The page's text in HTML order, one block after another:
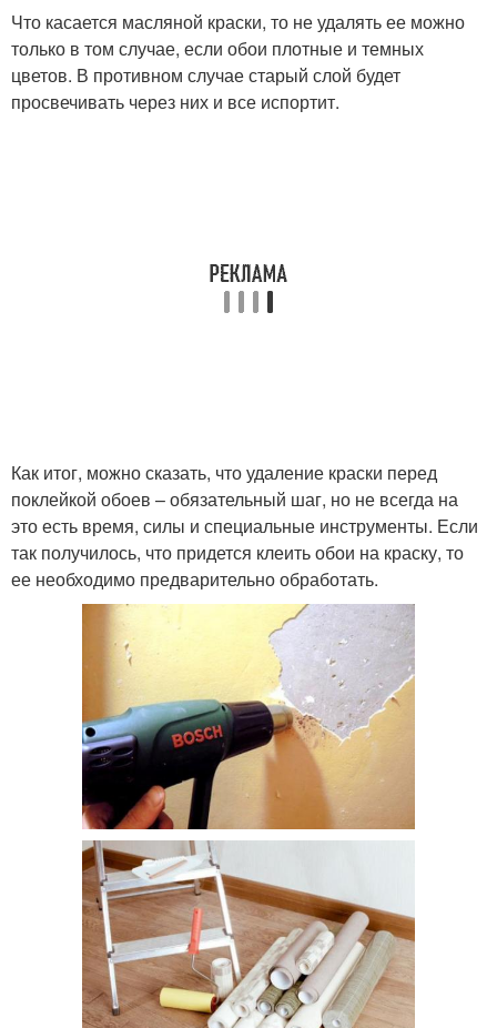
Что касается масляной краски, то не удалять ее можно
только в том случае, если обои плотные и темных
цветов. В противном случае старый слой будет
просвечивать через них и все испортит.
Как итог, можно сказать, что удаление краски перед
поклейкой обоев – обязательный шаг, но не всегда на
это есть время, силы и специальные инструменты. Если
так получилось, что придется клеить обои на краску, то
ее необходимо предварительно обработать.